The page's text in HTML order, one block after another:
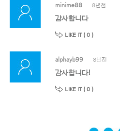
minime88 8년전
감사합니다
LIKE IT ( 0 )
alphayb99 8년전
감사합니다!
LIKE IT ( 0 )